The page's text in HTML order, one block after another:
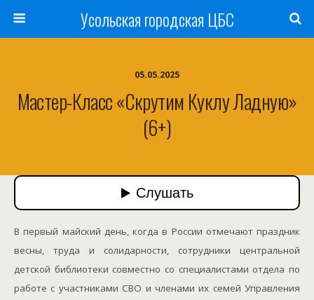
Усольская городская ЦБС
05.05.2025
Мастер-Класс «Скрутим Куклу Ладную»
(6+)
В первый майский день, когда в России отмечают праздник
весны, труда и солидарности, сотрудники центральной
детской библиотеки совместно со специалистами отдела по
работе с участниками СВО и членами их семей Управления